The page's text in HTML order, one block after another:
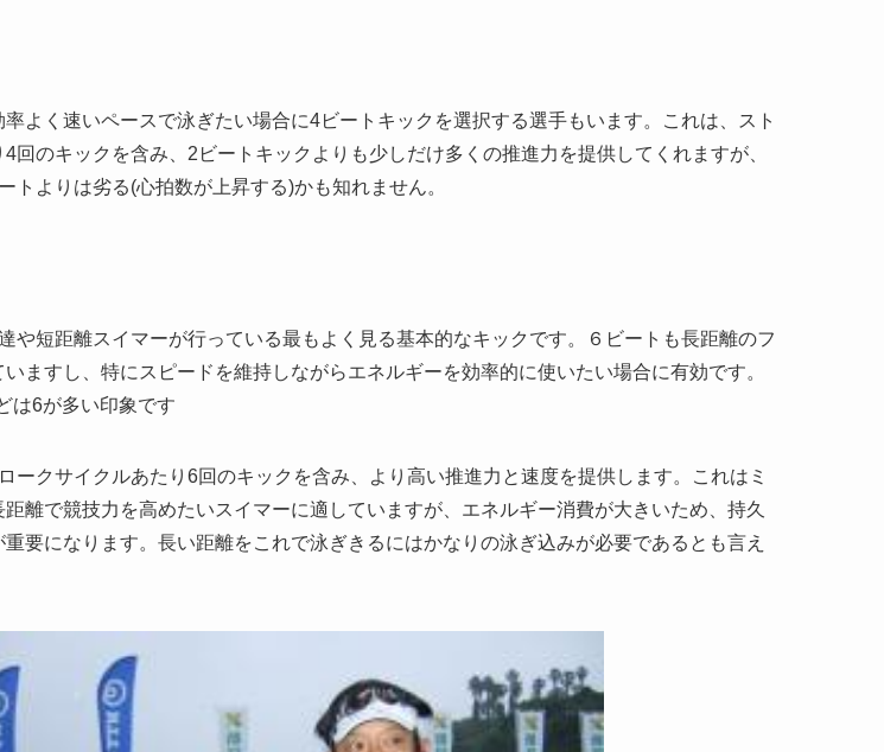
よく速いペースで泳ぎたい場合に4ビートキックを選択する選手もいます。これは、スト
回のキックを含み、2ビートキックよりも少しだけ多くの推進力を提供してくれますが、
トよりは劣る(心拍数が上昇する)かも知れません。
や短距離スイマーが行っている最もよく見る基本的なキックです。６ビートも長距離のフ
ますし、特にスピードを維持しながらエネルギーを効率的に使いたい場合に有効です。
は6が多い印象です
ークサイクルあたり6回のキックを含み、より高い推進力と速度を提供します。これはミ
距離で競技力を高めたいスイマーに適していますが、エネルギー消費が大きいため、持久
要になります。長い距離をこれで泳ぎきるにはかなりの泳ぎ込みが必要であるとも言え